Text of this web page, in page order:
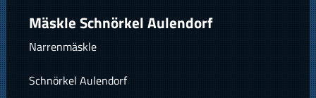
Mäskle Schnörkel Aulendorf
Narrenmäskle
Schnörkel Aulendorf